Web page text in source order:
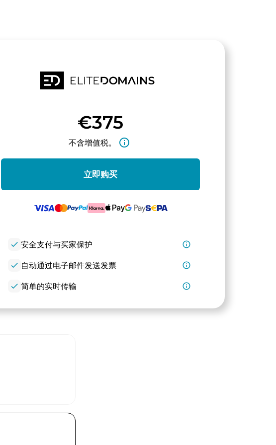
€375
不含增值税。 info_outline
立即购买
check 安全支付与买家保护 info_outline
check 自动通过电子邮件发送发票 info_outline
check 简单的实时传输 info_outline